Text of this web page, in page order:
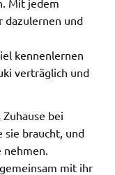
Mit jedem
dazulernen und
kennenlernen
verträglich und
bei
sie braucht, und
nehmen.
mit ihr